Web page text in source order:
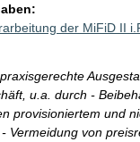
der MiFiD II
u.a. durch -
provisioniertem und
Vermeidung von